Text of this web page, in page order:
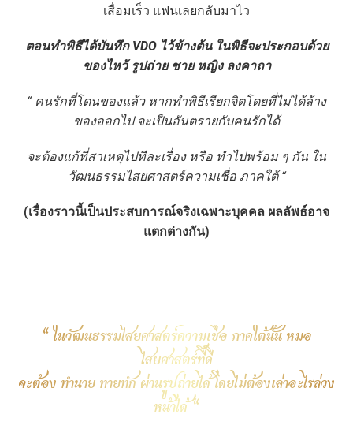
เสื่อมเร็ว แฟนเลยกลับมาไว
ตอนทำพิธีได้บันทึก VDO ไว้ข้างต้น ในพิธีจะประกอบด้วย
ของไหว้ รูปถ่าย ชาย หญิง ลงคาถา
“ คนรักที่โดนของแล้ว หากทำพิธีเรียกจิตโดยที่ไม่ได้ล้าง
ของออกไป จะเป็นอันตรายกับคนรักได้
จะต้องแก้ที่สาเหตุไปทีละเรื่อง หรือ ทำไปพร้อม ๆ กัน ใน
วัฒนธรรมไสยศาสตร์ความเชื่อ ภาคใต้ “
(เรื่องราวนี้เป็นประสบการณ์จริงเฉพาะบุคคล ผลลัพธ์อาจ
แตกต่างกัน)
“ ในวัฒนธรรมไสยศาสตร์ความเชื่อ ภาคใต้นั้น หมอ
ไสยศาสตร์ที่ดี
จะต้อง ทำนาย ทายทัก ผ่านรูปถ่ายได้ โดยไม่ต้องเล่าอะไรล่วง
หน้าได้ “